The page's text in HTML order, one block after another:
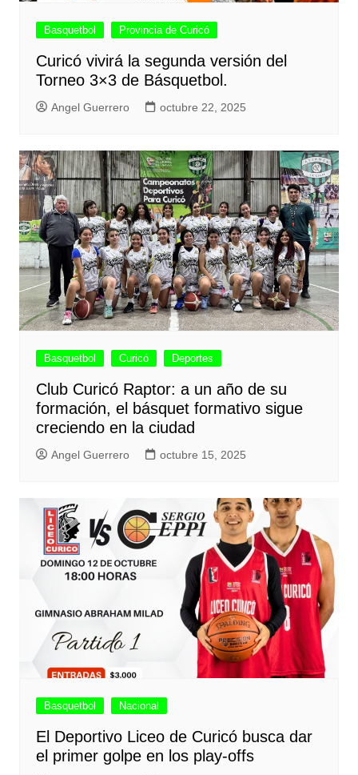
Basquetbol Provincia de Curicó
Curicó vivirá la segunda versión del
Torneo 3×3 de Básquetbol.
Angel Guerrero octubre 22, 2025
Basquetbol Curicó Deportes
Club Curicó Raptor: a un año de su
formación, el básquet formativo sigue
creciendo en la ciudad
Angel Guerrero octubre 15, 2025
Basquetbol Nacional
El Deportivo Liceo de Curicó busca dar
el primer golpe en los play-offs